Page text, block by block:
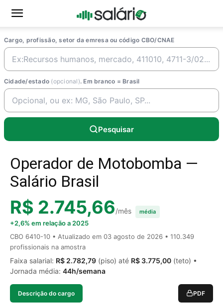
Cargo, profissão, setor da emresa ou código CBO/CNAE
Cidade/estado (opcional). Em branco = Brasil
Pesquisar
Operador de Motobomba —
Salário Brasil
R$ 2.745,66/mês média
+2,6% em relação a 2025
CBO 6410-10 • Atualizado em 03 agosto de 2026 • 110.349
profissionais na amostra
Faixa salarial: R$ 2.782,79 (piso) até R$ 3.775,00 (teto) •
Jornada média: 44h/semana
Descrição do cargo PDF